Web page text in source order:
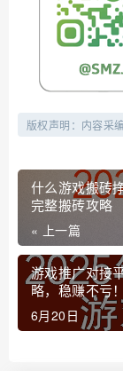
版权声明：内容采
什么游戏搬砖
完整搬砖攻略
« 上一篇
游戏推广对接
略，稳赚不亏！
6月20日